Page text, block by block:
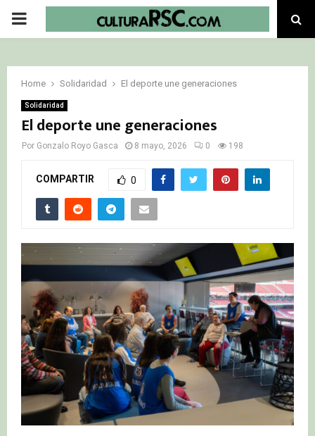
PRIMARY
Home Solidaridad El deporte une generaciones
Solidaridad
El deporte une generaciones
Por Gonzalo Royo Gasca 8 mayo, 2026 0 198
COMPARTIR 0